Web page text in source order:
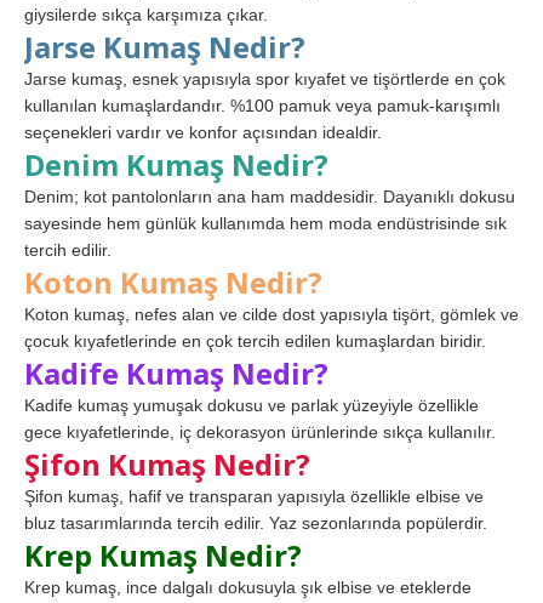
giysilerde sıkça karşımıza çıkar.
Jarse Kumaş Nedir?
Jarse kumaş, esnek yapısıyla spor kıyafet ve tişörtlerde en çok
kullanılan kumaşlardandır. %100 pamuk veya pamuk-karışımlı
seçenekleri vardır ve konfor açısından idealdir.
Denim Kumaş Nedir?
Denim; kot pantolonların ana ham maddesidir. Dayanıklı dokusu
sayesinde hem günlük kullanımda hem moda endüstrisinde sık
tercih edilir.
Koton Kumaş Nedir?
Koton kumaş, nefes alan ve cilde dost yapısıyla tişört, gömlek ve
çocuk kıyafetlerinde en çok tercih edilen kumaşlardan biridir.
Kadife Kumaş Nedir?
Kadife kumaş yumuşak dokusu ve parlak yüzeyiyle özellikle
gece kıyafetlerinde, iç dekorasyon ürünlerinde sıkça kullanılır.
Şifon Kumaş Nedir?
Şifon kumaş, hafif ve transparan yapısıyla özellikle elbise ve
bluz tasarımlarında tercih edilir. Yaz sezonlarında popülerdir.
Krep Kumaş Nedir?
Krep kumaş, ince dalgalı dokusuyla şık elbise ve eteklerde